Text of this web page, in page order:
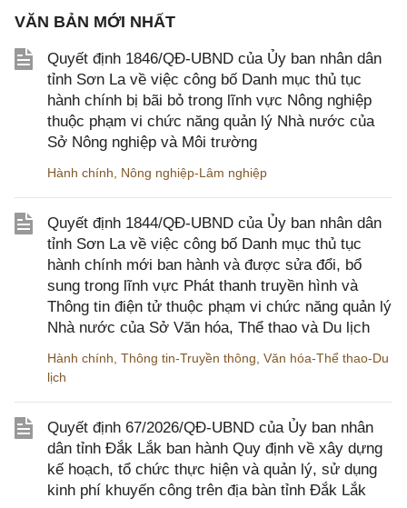
VĂN BẢN MỚI NHẤT
Quyết định 1846/QĐ-UBND của Ủy ban nhân dân
tỉnh Sơn La về việc công bố Danh mục thủ tục
hành chính bị bãi bỏ trong lĩnh vực Nông nghiệp
thuộc phạm vi chức năng quản lý Nhà nước của
Sở Nông nghiệp và Môi trường
Hành chính Nông nghiệp-Lâm nghiệp
Quyết định 1844/QĐ-UBND của Ủy ban nhân dân
tỉnh Sơn La về việc công bố Danh mục thủ tục
hành chính mới ban hành và được sửa đổi, bổ
sung trong lĩnh vực Phát thanh truyền hình và
Thông tin điện tử thuộc phạm vi chức năng quản lý
Nhà nước của Sở Văn hóa, Thể thao và Du lịch
Hành chính Thông tin-Truyền thông Văn hóa-Thể thao-Du
lịch
Quyết định 67/2026/QĐ-UBND của Ủy ban nhân
dân tỉnh Đắk Lắk ban hành Quy định về xây dựng
kế hoạch, tổ chức thực hiện và quản lý, sử dụng
kinh phí khuyến công trên địa bàn tỉnh Đắk Lắk